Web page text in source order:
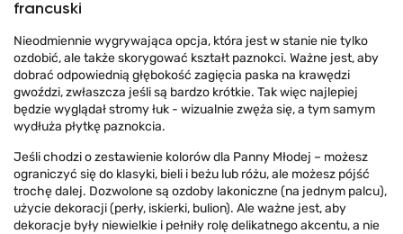
francuski
Nieodmiennie wygrywająca opcja, która jest w stanie nie tylko
ozdobić, ale także skorygować kształt paznokci. Ważne jest, aby
dobrać odpowiednią głębokość zagięcia paska na krawędzi
gwoździ, zwłaszcza jeśli są bardzo krótkie. Tak więc najlepiej
będzie wyglądał stromy łuk - wizualnie zwęża się, a tym samym
wydłuża płytkę paznokcia.
Jeśli chodzi o zestawienie kolorów dla Panny Młodej – możesz
ograniczyć się do klasyki, bieli i beżu lub różu, ale możesz pójść
trochę dalej. Dozwolone są ozdoby lakoniczne (na jednym palcu),
użycie dekoracji (perły, iskierki, bulion). Ale ważne jest, aby
dekoracje były niewielkie i pełniły rolę delikatnego akcentu, a nie